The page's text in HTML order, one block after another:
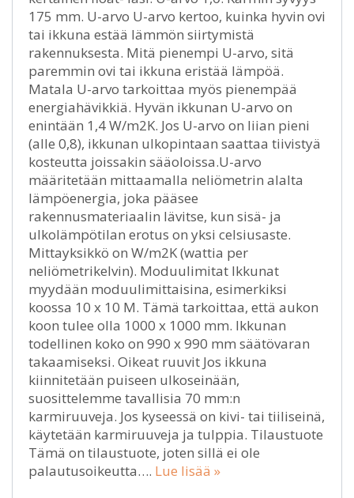
175 mm. U-arvo U-arvo kertoo, kuinka hyvin ovi
tai ikkuna estää lämmön siirtymistä
rakennuksesta. Mitä pienempi U-arvo, sitä
paremmin ovi tai ikkuna eristää lämpöä.
Matala U-arvo tarkoittaa myös pienempää
energiahävikkiä. Hyvän ikkunan U-arvo on
enintään 1,4 W/m2K. Jos U-arvo on liian pieni
(alle 0,8), ikkunan ulkopintaan saattaa tiivistyä
kosteutta joissakin sääoloissa.U-arvo
määritetään mittaamalla neliömetrin alalta
lämpöenergia, joka pääsee
rakennusmateriaalin lävitse, kun sisä- ja
ulkolämpötilan erotus on yksi celsiusaste.
Mittayksikkö on W/m2K (wattia per
neliömetrikelvin). Moduulimitat Ikkunat
myydään moduulimittaisina, esimerkiksi
koossa 10 x 10 M. Tämä tarkoittaa, että aukon
koon tulee olla 1000 x 1000 mm. Ikkunan
todellinen koko on 990 x 990 mm säätövaran
takaamiseksi. Oikeat ruuvit Jos ikkuna
kiinnitetään puiseen ulkoseinään,
suosittelemme tavallisia 70 mm:n
karmiruuveja. Jos kyseessä on kivi- tai tiiliseinä,
käytetään karmiruuveja ja tulppia. Tilaustuote
Tämä on tilaustuote, joten sillä ei ole
palautusoikeutta…. Lue lisää »